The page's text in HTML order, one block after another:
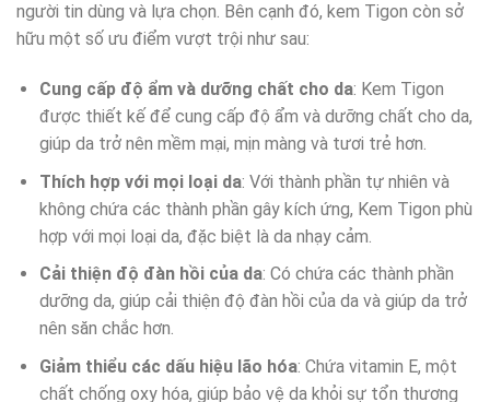
người tin dùng và lựa chọn. Bên cạnh đó, kem Tigon còn sở
hữu một số ưu điểm vượt trội như sau:
Cung cấp độ ẩm và dưỡng chất cho da: Kem Tigon
được thiết kế để cung cấp độ ẩm và dưỡng chất cho da,
giúp da trở nên mềm mại, mịn màng và tươi trẻ hơn.
Thích hợp với mọi loại da: Với thành phần tự nhiên và
không chứa các thành phần gây kích ứng, Kem Tigon phù
hợp với mọi loại da, đặc biệt là da nhạy cảm.
Cải thiện độ đàn hồi của da: Có chứa các thành phần
dưỡng da, giúp cải thiện độ đàn hồi của da và giúp da trở
nên săn chắc hơn.
Giảm thiểu các dấu hiệu lão hóa: Chứa vitamin E, một
chất chống oxy hóa, giúp bảo vệ da khỏi sự tổn thương